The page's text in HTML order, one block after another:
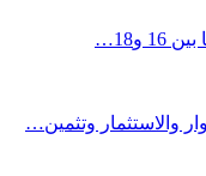
والاستثمار وتثمين…